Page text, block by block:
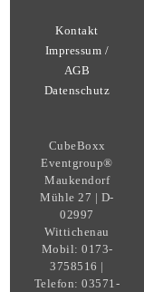
Kontakt
Impressum /
AGB
Datenschutz
CubeBoxx
Eventgroup®
Maukendorf
Mühle 27 | D-
02997
Wittichenau
Mobil: 0173-
3758516 |
Telefon: 03571-